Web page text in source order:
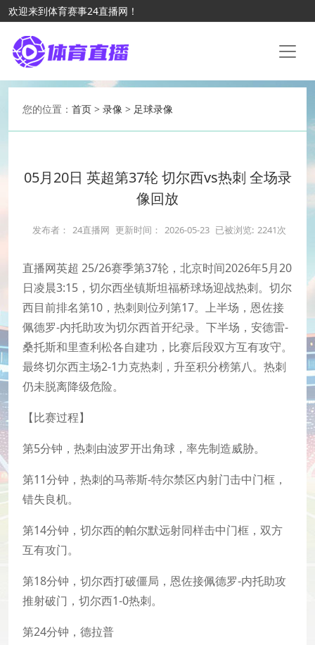
欢迎来到体育赛事24直播网！
您的位置： 首页 > 录像 > 足球录像
05月20日 英超第37轮 切尔西vs热刺 全场录
像回放
发布者： 24直播网 更新时间： 2026-05-23 已被浏览: 2241次
直播网英超 25/26赛季第37轮，北京时间2026年5月20
日凌晨3:15，切尔西坐镇斯坦福桥球场迎战热刺。切尔
西目前排名第10，热刺则位列第17。上半场，恩佐接
佩德罗-内托助攻为切尔西首开纪录。下半场，安德雷-
桑托斯和里查利松各自建功，比赛后段双方互有攻守。
最终切尔西主场2-1力克热刺，升至积分榜第八。热刺
仍未脱离降级危险。
【比赛过程】
第5分钟，热刺由波罗开出角球，率先制造威胁。
第11分钟，热刺的马蒂斯-特尔禁区内射门击中门框，
错失良机。
第14分钟，切尔西的帕尔默远射同样击中门框，双方
互有攻门。
第18分钟，切尔西打破僵局，恩佐接佩德罗-内托助攻
推射破门，切尔西1-0热刺。
第24分钟，德拉普